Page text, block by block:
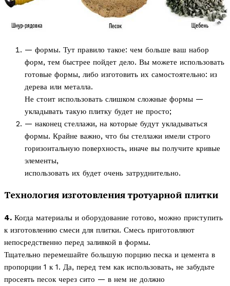
— формы. Тут правило такое: чем больше ваш набор
форм, тем быстрее пойдет дело. Вы можете использовать
готовые формы, либо изготовить их самостоятельно: из
дерева или металла.
Не стоит использовать слишком сложные формы —
укладывать такую плитку будет не просто;
— наконец стеллажи, на которые будут укладываться
формы. Крайне важно, что бы стеллажи имели строго
горизонтальную поверхность, иначе вы получите кривые
элементы,
использовать их будет очень затруднительно.
Технология изготовления тротуарной плитки
4. Когда материалы и оборудование готово, можно приступить
к изготовлению смеси для плитки. Смесь приготовляют
непосредственно перед заливкой в формы.
Тщательно перемешайте большую порцию песка и цемента в
пропорции 1 к 1. Да, перед тем как использовать, не забудьте
просеять песок через сито — в нем не должно